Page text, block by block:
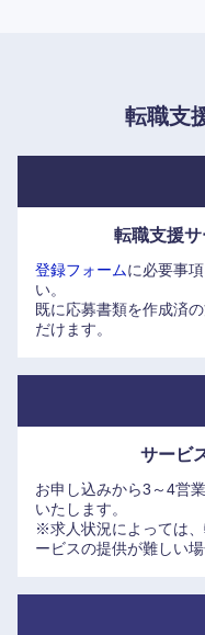
その為、転勤可能性は
安心して専門性を追求
転職支
転職支援
登録フォームに必要事
い。
既に応募書類を作成済
だけます。
サービ
お申し込みから3～4営
いたします。
※求人状況によっては
ービスの提供が難しい場
近畿地方
滋賀県